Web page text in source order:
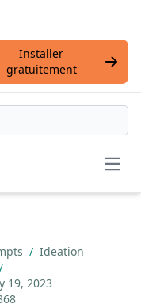
Installer
gratuitement
/ Ideation
/
19, 2023